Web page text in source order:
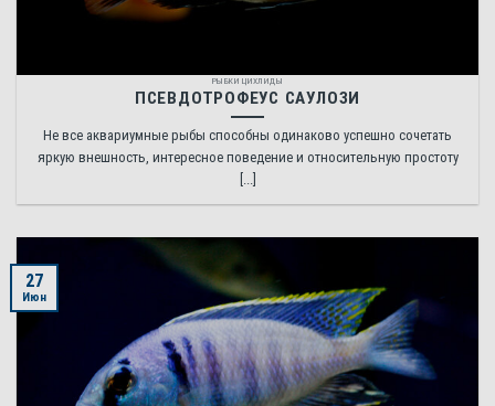
РЫБКИ ЦИХЛИДЫ
ПСЕВДОТРОФЕУС САУЛОЗИ
Не все аквариумные рыбы способны одинаково успешно сочетать
яркую внешность, интересное поведение и относительную простоту
[...]
27
Июн